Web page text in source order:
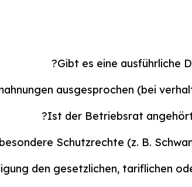
Gibt es eine ausführliche
ausgesprochen (bei
Ist der Betriebsrat
Schutzrechte (z. B.
den gesetzlichen, tariflichen